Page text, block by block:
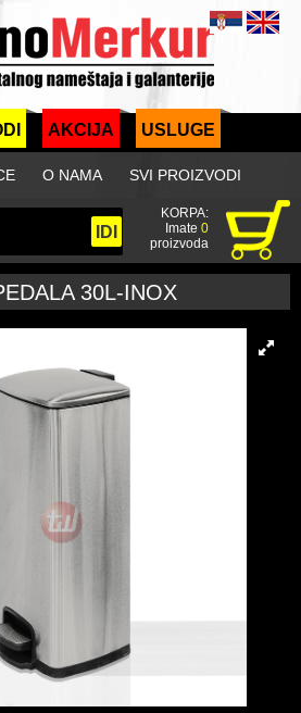
AKCIJA USLUGE
O NAMA SVI PROIZVODI
KORPA:
Imate 0
proizvoda
30L-INOX